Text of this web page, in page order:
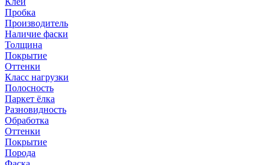
Пробка
Производитель
Наличие фаски
Толщина
Покрытие
Оттенки
Класс нагрузки
Полосность
Паркет ёлка
Разновидность
Обработка
Оттенки
Покрытие
Порода